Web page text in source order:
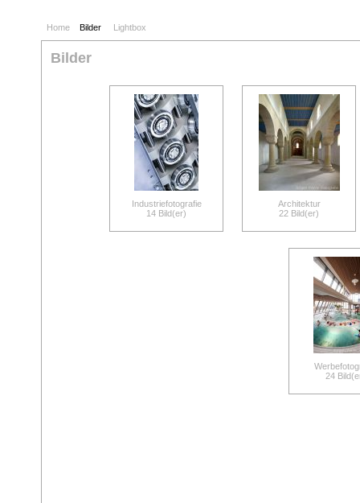
Home Bilder Lightbox
Bilder
Industriefotografie
14 Bild(er)
Architektur
22 Bild(er)
24